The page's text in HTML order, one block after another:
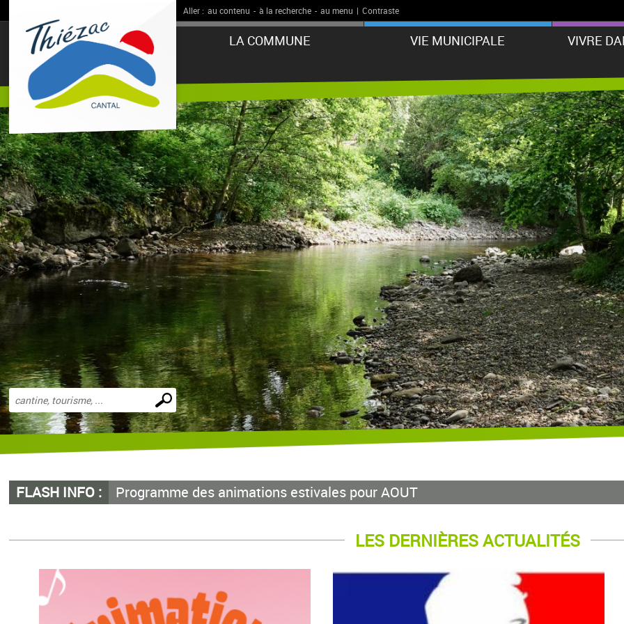
Aller : au contenu - à la recherche - au menu | Contraste
LA COMMUNE VIE MUNICIPALE VIVRE
Effectuer
une
recherche
FLASH INFO : Programme des animations estivales pour AOUT
LES DERNIÈRES ACTUALITÉS